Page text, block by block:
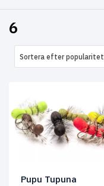
6
Sortera efter popularitet
Pupu Tupuna